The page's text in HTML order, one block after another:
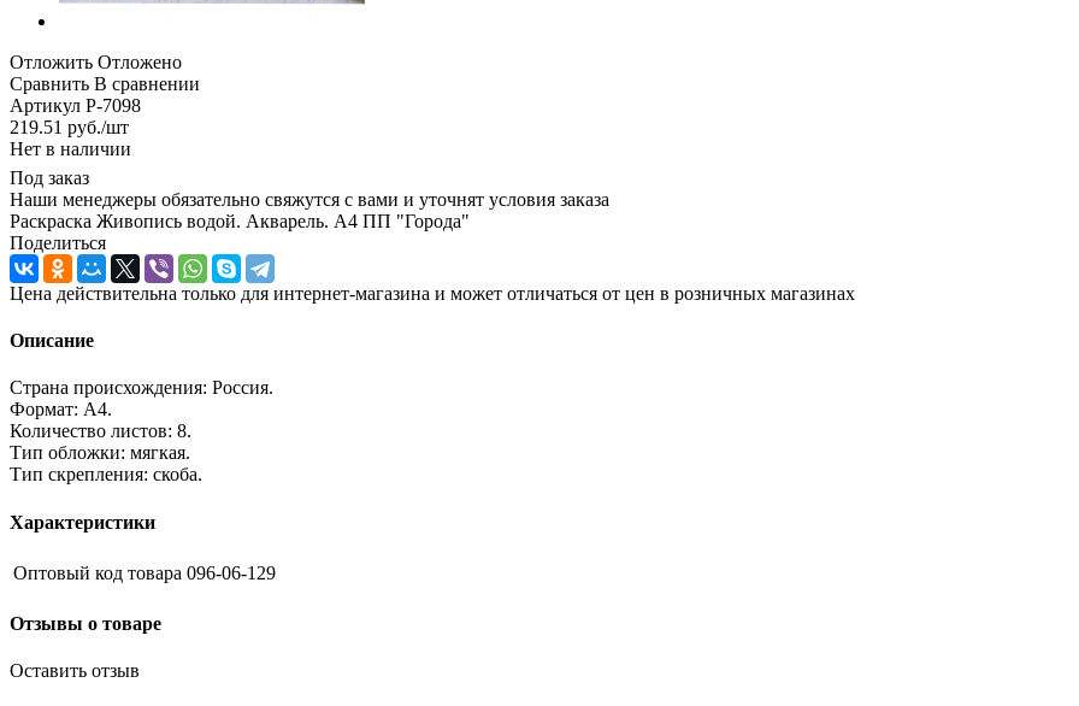
Отложить Отложено
Сравнить В сравнении
Артикул Р-7098
219.51 руб./шт
Нет в наличии
Под заказ
Наши менеджеры обязательно свяжутся с вами и уточнят условия заказа
Раскраска Живопись водой. Акварель. А4 ПП "Города"
Поделиться
Цена действительна только для интернет-магазина и может отличаться от цен в розничных магазинах
Описание
Страна происхождения: Россия.
Формат: А4.
Количество листов: 8.
Тип обложки: мягкая.
Тип скрепления: скоба.
Характеристики
Оптовый код товара 096-06-129
Отзывы о товаре
Оставить отзыв